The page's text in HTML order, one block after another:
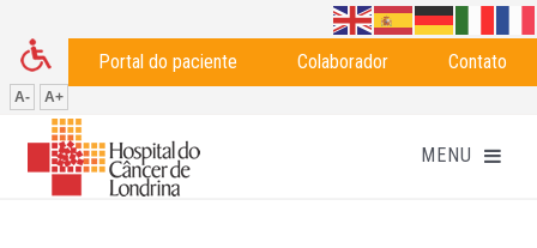
Portal do paciente Colaborador Contato
A- A+